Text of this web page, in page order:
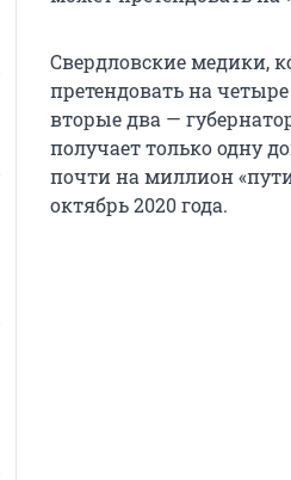
Свердловские медики,
претендовать на
вторые два —
получает только одну
почти на миллион
октябрь 2020 года.